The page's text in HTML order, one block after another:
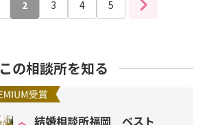
す。男性もゲーム好きが多いため、
話が盛り上がることが多いようで
ただし「深夜までゲームに没頭して
いる」「課金している」……となる
と引かれてしまうこともあるので注
意が必要です。他には、旅行・掃
ド・カップリング」を心がけましょ
う！これから、お見合いに臨むみな
幸いです。※ちなみに、注意点で
す。①「作り笑い」は逆効果！(目が
笑ってないとダメ、面白いことを頭
を頑張る人たちを全力で応援できる
場所でありたいと思いました。「実
も話せる、居心地のいい相談所を目
k-bestpartner.jp/ 当相談所はあなた
生独身だろうが、そんなことは関係
ないのです。究極、親は子どもが生
せに生きてくれることだけを願って
いるのです。ただ、私は29歳になる
息子には、はやく結婚してほしいと
思っています(笑）結婚すると、いい
の何物でもありません。レスポンス
（笑）ところが、レスポンスの悪い
（遅い）人、当の本人は自分でその
遅さに気づいていない人がほとんど
て、全国2641社中、見事TOP30の年
間最優秀賞に輝きました。しかも、
けという結果に驚きしかありません
でした。まさか、弊社がTOP30の最
優秀賞に選ばれるなんて夢にも思っ
2 3 4 5
この相談所を知る
結婚相談所福岡 ベスト